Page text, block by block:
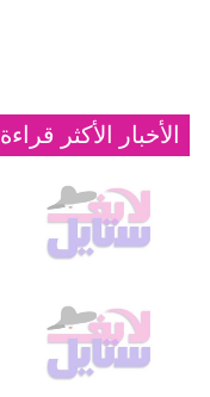
الأخبار الأكثر قراءة